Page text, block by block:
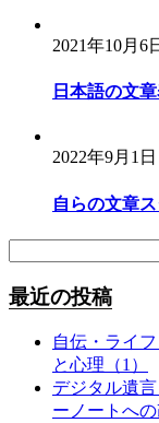
2021年10月6
日本語の文
2022年9月1日
自らの文章
最近の投稿
自伝・ライ
と心理（1）
デジタル遺
ーノートへ